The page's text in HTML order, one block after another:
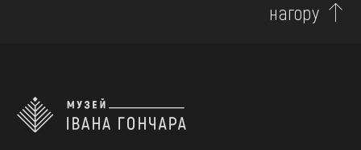
нагору